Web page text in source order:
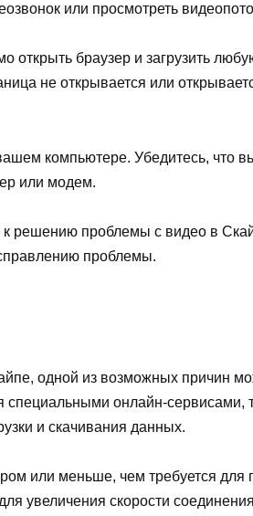
или просмотреть
браузер и загрузить
не открывается или
компьютере. Убедитесь, что
или модем.
решению проблемы с видео в
проблемы.
одной из возможных причин
онлайн-сервисами,
и скачивания данных.
или меньше, чем требуется
увеличения скорости